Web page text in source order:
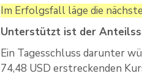
Im Erfolgsfall läge die
Unterstützt ist der
Ein Tagesschluss darunter
74,48 USD erstreckenden